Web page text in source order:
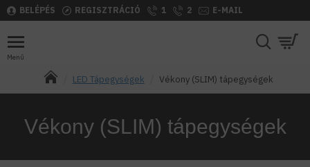
BELÉPÉS REGISZTRÁCIÓ 1 2 E-MAIL
LED Tápegységek Vékony (SLIM) tápegységek
Vékony (SLIM) tápegységek